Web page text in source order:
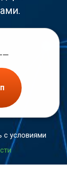
с условиями